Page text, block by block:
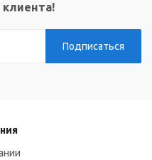
клиента!